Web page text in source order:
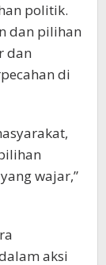
politik.
dan pilihan
dan
di
wajar,”
aksi